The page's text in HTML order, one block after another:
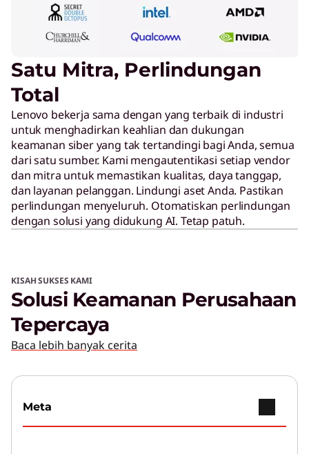
Satu Mitra, Perlindungan
Total
Lenovo bekerja sama dengan yang terbaik di industri
untuk menghadirkan keahlian dan dukungan
keamanan siber yang tak tertandingi bagi Anda, semua
dari satu sumber. Kami mengautentikasi setiap vendor
dan mitra untuk memastikan kualitas, daya tanggap,
dan layanan pelanggan. Lindungi aset Anda. Pastikan
perlindungan menyeluruh. Otomatiskan perlindungan
dengan solusi yang didukung AI. Tetap patuh.
KISAH SUKSES KAMI
Solusi Keamanan Perusahaan
Tepercaya
Baca lebih banyak cerita
Meta